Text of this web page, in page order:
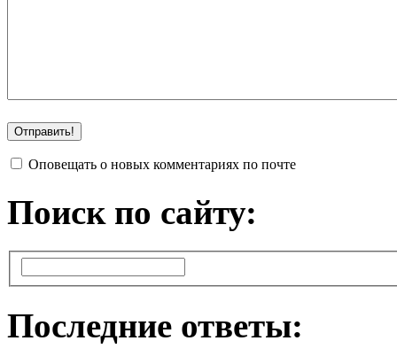
Оповещать о новых комментариях по почте
Поиск по сайту:
Последние ответы: